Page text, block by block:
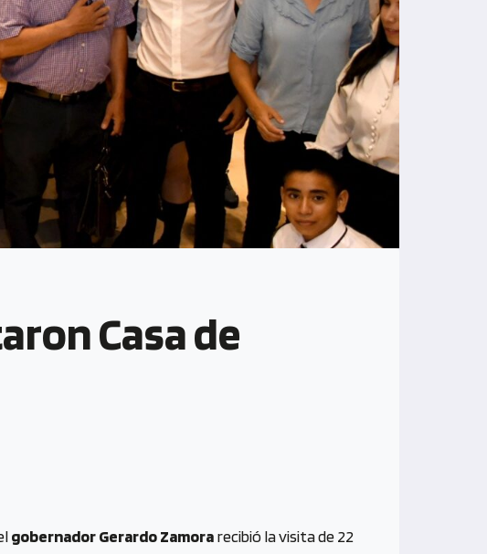
Casa de
gobernador Gerardo Zamorarecibió la visita de 22